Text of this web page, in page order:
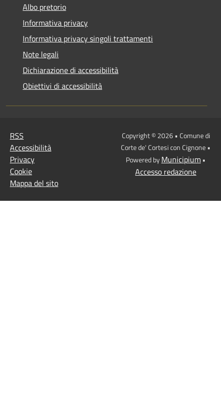
Albo pretorio
Informativa privacy
Informativa privacy singoli trattamenti
Note legali
Dichiarazione di accessibilità
Obiettivi di accessibilità
RSS
Accessibilità
Privacy
Cookie
Mappa del sito
Copyright © 2026 • Comune di
Corte de' Cortesi con Cignone •
Powered byMunicipium•
Accesso redazione